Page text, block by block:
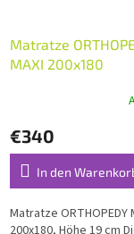
Matratze
MAXI 200x180
€340
In den
Matratze ORTHOPEDY